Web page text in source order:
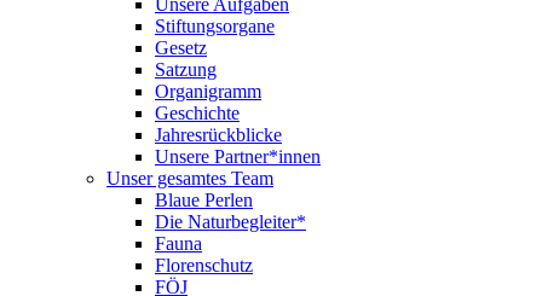
Unsere Aufgaben
Stiftungsorgane
Gesetz
Satzung
Organigramm
Geschichte
Jahresrückblicke
Unsere Partner*innen
Unser gesamtes Team
Blaue Perlen
Die Naturbegleiter*
Fauna
Florenschutz
FÖJ